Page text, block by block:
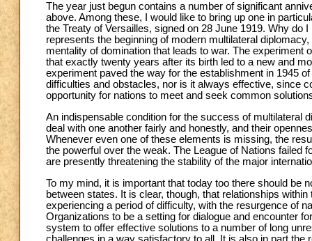
The year just begun contains a number of significant
above. Among these, I would like to bring up one in
the Treaty of Versailles, signed on 28 June 1919. Why do
represents the beginning of modern multilateral
mentality of domination that leads to war. The
that exactly twenty years after its birth led to a new and
experiment paved the way for the establishment in 1945
difficulties and obstacles, nor is it always effective, since
opportunity for nations to meet and seek common
An indispensable condition for the success of multilateral
deal with one another fairly and honestly, and their
Whenever even one of these elements is missing, the
the powerful over the weak. The League of Nations failed
are presently threatening the stability of the major
To my mind, it is important that today too there should be
between states. It is clear, though, that relationships
experiencing a period of difficulty, with the resurgence of
Organizations to be a setting for dialogue and encounter
system to offer effective solutions to a number of long
challenges in a way satisfactory to all. It is also in part